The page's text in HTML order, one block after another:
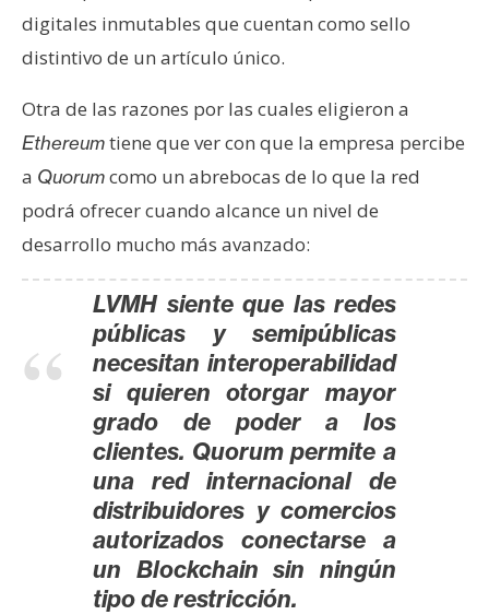
digitales inmutables que cuentan como sello
distintivo de un artículo único.
Otra de las razones por las cuales eligieron a
Ethereumtiene que ver con que la empresa percibe
a Quorumcomo un abrebocas de lo que la red
podrá ofrecer cuando alcance un nivel de
desarrollo mucho más avanzado:
LVMH siente que las redes
públicas y semipúblicas
necesitan interoperabilidad
si quieren otorgar mayor
grado de poder a los
clientes. Quorum permite a
una red internacional de
distribuidores y comercios
autorizados conectarse a
un Blockchain sin ningún
tipo de restricción.